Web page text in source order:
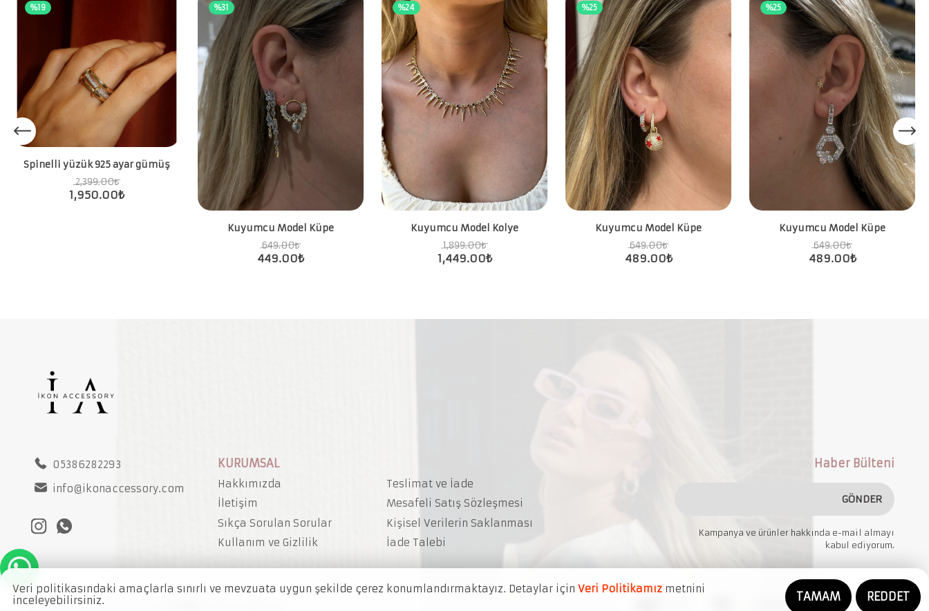
%19
Spinelli yüzük 925 ayar gümüş
2,399.00₺
1,950.00₺
%31
Kuyumcu Model Küpe
649.00₺
449.00₺
%24
Kuyumcu Model Kolye
1,899.00₺
1,449.00₺
%25
Kuyumcu Model Küpe
649.00₺
489.00₺
%25
Kuyumcu Model Küpe
649.00₺
489.00₺
Veri politikasındaki amaçlarla sınırlı ve mevzuata uygun şekilde çerez konumlandırmaktayız. Detaylar için Veri Politikamızmetnini
inceleyebilirsiniz.
TAMAM REDDET
05386282293
info@ikonaccessory.com
KURUMSAL
Hakkımızda
İletişim
Sıkça Sorulan Sorular
Kullanım ve Gizlilik
Teslimat ve İade
Mesafeli Satış Sözleşmesi
Kişisel Verilerin Saklanması
İade Talebi
Haber Bülteni
GÖNDER
Kampanya ve ürünler hakkında e-mail almayı
kabul ediyorum.
İkon Accessory © 2021 -